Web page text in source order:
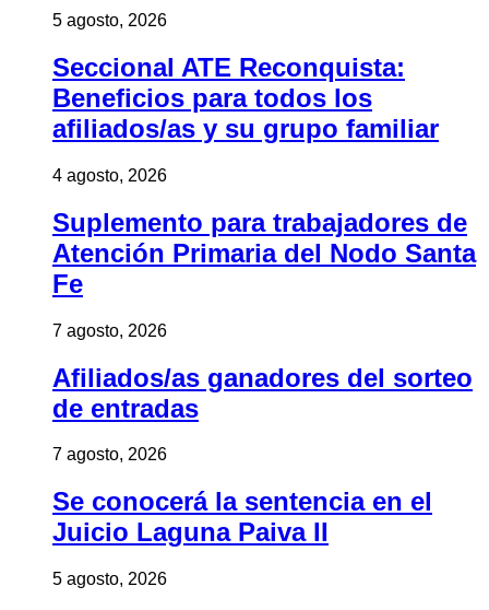
5 agosto, 2026
Seccional ATE Reconquista:
Beneficios para todos los
afiliados/as y su grupo familiar
4 agosto, 2026
Suplemento para trabajadores de
Atención Primaria del Nodo Santa
Fe
7 agosto, 2026
Afiliados/as ganadores del sorteo
de entradas
7 agosto, 2026
Se conocerá la sentencia en el
Juicio Laguna Paiva II
5 agosto, 2026